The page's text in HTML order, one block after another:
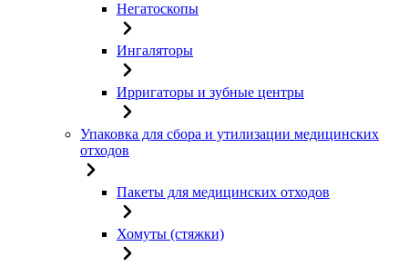
Негатоскопы
Ингаляторы
Ирригаторы и зубные центры
Упаковка для сбора и утилизации медицинских
отходов
Пакеты для медицинских отходов
Хомуты (стяжки)